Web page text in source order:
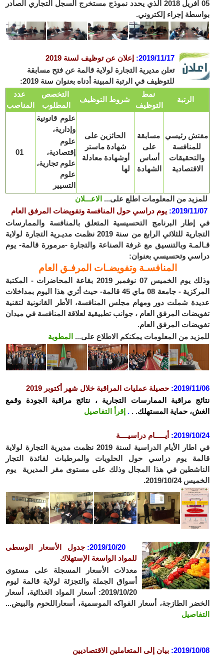
05 أفريل 2018 الذي يحدد نموذج مستخرج السجل التجاري الصادر
بواسطة إجراء إلكتروني.
2019/11/17
: إعلان عن توظيف لسنة 2019
تعلن مديرية التجارة لولاية قالمة عن فتح مسابقة
للتوظيف في الرتبة المبينة أدناه بعنوان سنة 2019:
عدد
المناصب
التخصص
المطلوب
شروط التوظيف
نمط
التوظيف
الرتبة
علوم قانونية
وإدارية،
علوم
إقتصادية،
علوم تجارية،
علوم
التسيير
الحائزين على
شهادة ماستر
أوشهادة معادلة
لها
مسابقة
على
أساس
الشهادة
مفتش رئيسي
للمنافسة
والتحقيقات
الاقتصادية
للمزيد من المعلومات اطلع على... الاعـــلان
2019/11/07
: يوم دراسي حول المنافسة وتفويضات المرفق العام
في إطار البرنامج التحسيسية المتعلق بالمنافسة والممارسات
التجارية للثلاثي الرابع من سنة 2019 نظمت مديـرية التجارة لولاية
قـالمـة وبالتنسيق مع غرفة الصناعة والتجارة -مرمورة قالمة- يوم
دراسي وتحسيسي بعنوان:
المنافسـة وتفويضـات المرفـق العام
وذلك يوم الخميس 07 نوفمبر 2019 بقاعة المحاضرات - المكتبة
المركزية - جامعة 08 ماي 45 قالمة- حيث أثري هذا اليوم بمداخلات
عديدة شملت دور ومهام مجلس المنافسة، الأطر القانونية لتقنية
تفويضات المرفق العام ، جوانب تطبيقية لعلاقة المنافسة في ميدان
تفويضات المرفق العام.
للمزيد من المعلومات يمكنكم الاطلاع على... المطوية
2019/11/06
: حصيلة عمليات المراقبة خلال شهر أكتوبر 2019
نتائج مراقبة الممارسات التجارية ، نتائج مراقبة الجودة وقمع
الغش، حماية المستهلك. . . إقرأ التفاصيل
2019/10/24
: أيـــــام دراسيــــة
في اطار الأيام الدراسية لسنة 2019 نظمت مديرية التجارة لولاية
قالمة يوم دراسي حول الحلويات والمرطبات لفائدة التجار
الناشطين في هذا المجال وذلك على مستوى مقر المديرية يوم
الخميس 2019/10/24.
2019/10/20: جدول الأسعار الوسطى
للمواد الواسعة الإستهلاك
معدلات الأسعار المسجلة على مستوى
أسواق الجملة والتجزئة لولاية قالمة ليوم
2019/10/20: أسعار المواد الغذائية، أسعار
الخضر الطازجة، أسعار الفواكه الموسمية، أسعاراللحوم والبيض...
التفاصيل
2019/10/08
: بيان إلى المتعاملين الاقتصاديين